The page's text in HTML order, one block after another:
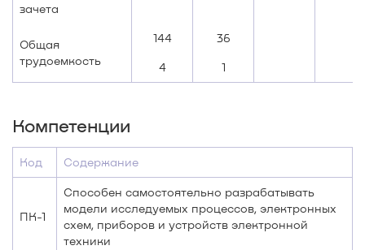
зачета
Общая
трудоемкость
144 36
4 1
Компетенции
Код Содержание
ПК-1
Способен самостоятельно разрабатывать
модели исследуемых процессов, электронных
схем, приборов и устройств электронной
техники